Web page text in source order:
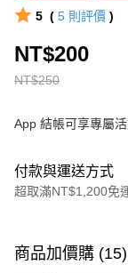
5 ( 5 則評價 )
NT$250
NT$200
App 結帳可享專屬
付款與運送方式
超取滿NT$1,200免
信用卡一次付款
商品加價購 (15)